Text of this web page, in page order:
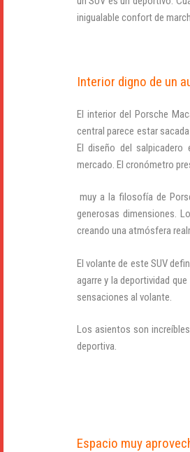
inigualable confort de
Interior digno de un
El interior del Porsche
central parece estar
El diseño del
mercado. El cronómetro
muy a la filosofía de
generosas dimensiones.
creando una atmósfera
El volante de este SUV
agarre y la deportividad
sensaciones al volante.
Los asientos son
deportiva.
Espacio muy